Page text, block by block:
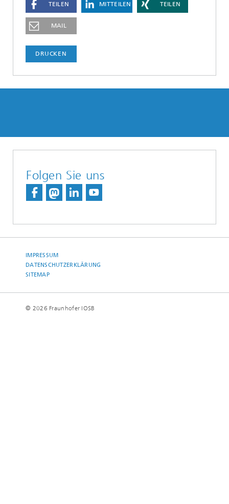
TEILEN MITTEILEN TEILEN
MAIL
DRUCKEN
Folgen Sie uns
IMPRESSUM
DATENSCHUTZERKLÄRUNG
SITEMAP
© 2026 Fraunhofer IOSB